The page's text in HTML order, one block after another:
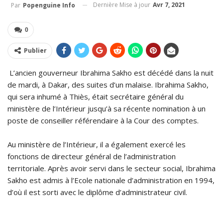
Par Popenguine Info Dernière Mise à jour Avr 7, 2021
0
Publier
L’ancien gouverneur Ibrahima Sakho est décédé dans la nuit
de mardi, à Dakar, des suites d’un malaise. Ibrahima Sakho,
qui sera inhumé à Thiès, était secrétaire général du
ministère de l’Intérieur jusqu’à sa récente nomination à un
poste de conseiller référendaire à la Cour des comptes.
Au ministère de l’Intérieur, il a également exercé les
fonctions de directeur général de l’administration
territoriale. Après avoir servi dans le secteur social, Ibrahima
Sakho est admis à l’Ecole nationale d’administration en 1994,
d’où il est sorti avec le diplôme d’administrateur civil.